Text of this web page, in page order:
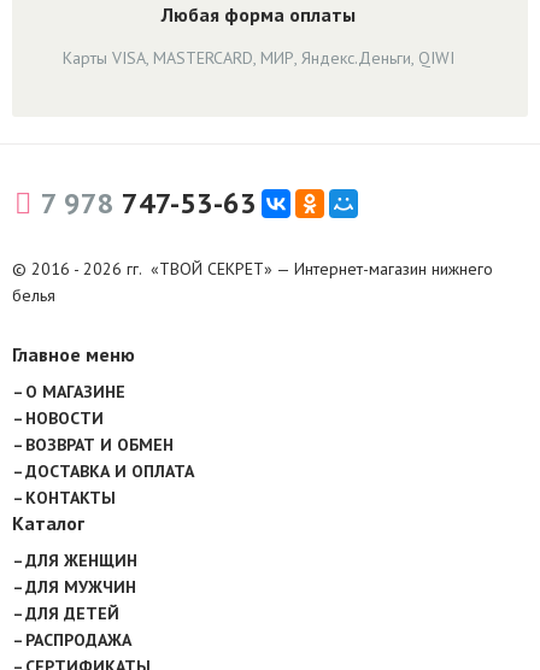
Любая форма оплаты
Карты VISA, MASTERCARD, МИР, Яндекс.Деньги, QIWI
7 978 747-53-63
© 2016 - 2026 гг. «ТВОЙ СЕКРЕТ» — Интернет-магазин нижнего
белья
Главное меню
О МАГАЗИНЕ
НОВОСТИ
ВОЗВРАТ И ОБМЕН
ДОСТАВКА И ОПЛАТА
КОНТАКТЫ
Каталог
ДЛЯ ЖЕНЩИН
ДЛЯ МУЖЧИН
ДЛЯ ДЕТЕЙ
РАСПРОДАЖА